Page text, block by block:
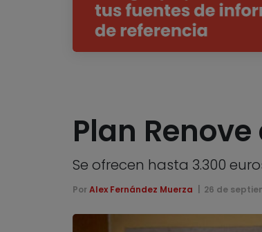
Plan
Se ofrecen hasta 3.300
Por Alex Fernández Muerza 26 de